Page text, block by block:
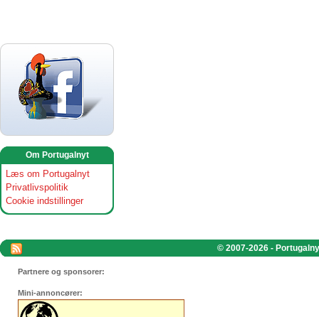
Om Portugalnyt
Læs om Portugalnyt
Privatlivspolitik
Cookie indstillinger
© 2007-2026 -
Partnere og sponsorer:
Mini-annoncører: